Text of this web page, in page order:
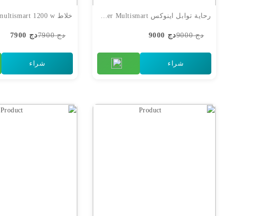
خلاط blender multismart 1200 w
دج 7900 دج 7900
شراء
دج 9000 دج 9000
شراء